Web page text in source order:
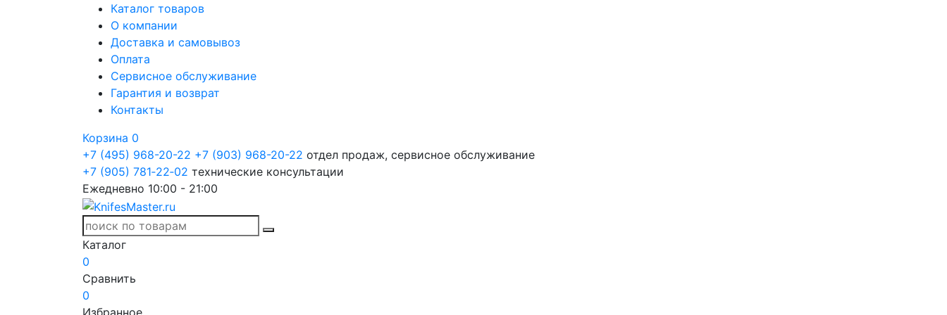
Каталог товаров
О компании
Доставка и самовывоз
Оплата
Сервисное обслуживание
Гарантия и возврат
Контакты
Корзина 0
+7 (495) 968-20-22 +7 (903) 968-20-22 отдел продаж, сервисное обслуживание
+7 (905) 781‑22‑02 технические консультации
Ежедневно 10:00 - 21:00
Каталог
0
Сравнить
0
Избранное